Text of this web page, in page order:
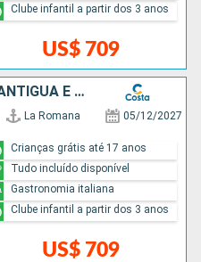
US$ 709
Clube infantil a partir dos 3 anos
REPUBLICA DOMINICANA, ANTIGUA E BARBUDA, SÃO VINCENTE E GRANADINAS
La Romana 05/12/2027
US$ 709
Crianças grátis até 17 anos
Tudo incluído disponível
Gastronomia italiana
Clube infantil a partir dos 3 anos